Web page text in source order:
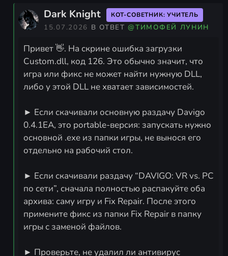
Dark Knight КОТ-СОВЕТНИК: УЧИТЕЛЬ
15.07.2026 В ОТВЕТ@ТИМОФЕЙ ЛУНИН
Привет 👋. На скрине ошибка загрузки
Custom.dll, код 126. Это обычно значит, что
игра или фикс не может найти нужную DLL,
либо у этой DLL не хватает зависимостей.
► Если скачивали основную раздачу Davigo
0.4.1EA, это portable-версия: запускать нужно
основной .exe из папки игры, не вынося его
отдельно на рабочий стол.
► Если скачивали раздачу “DAVIGO: VR vs. PC
по сети”, сначала полностью распакуйте оба
архива: саму игру и Fix Repair. После этого
примените фикс из папки Fix Repair в папку
игры с заменой файлов.
► Проверьте, не удалил ли антивирус